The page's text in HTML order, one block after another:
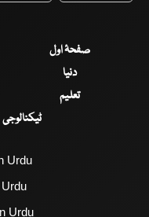
صفحۂ اول
دنیا
تعلیم
ٹیکنالوجی
Urdu
Urdu